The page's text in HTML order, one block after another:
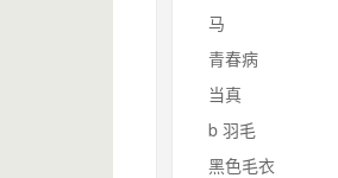
马
青春病
当真
b 羽毛
黑色毛衣